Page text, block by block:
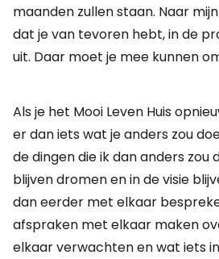
maanden zullen staan. Naar
dat je van tevoren hebt, in de
uit. Daar moet je mee kunnen
Als je het Mooi Leven Huis
er dan iets wat je anders zou
de dingen die ik dan anders zou
blijven dromen en in de visie
dan eerder met elkaar
afspraken met elkaar maken
elkaar verwachten en wat iets